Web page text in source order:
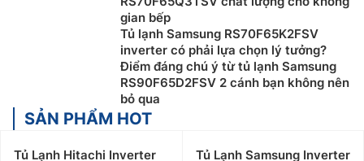
gian bếp
Tủ lạnh Samsung RS70F65K2FSV
inverter có phải lựa chọn lý tưởng?
Điểm đáng chú ý từ tủ lạnh Samsung
RS90F65D2FSV 2 cánh bạn không nên
bỏ qua
SẢN PHẨM HOT
Tủ Lạnh Hitachi Inverter
Tủ Lạnh Samsung Inverter